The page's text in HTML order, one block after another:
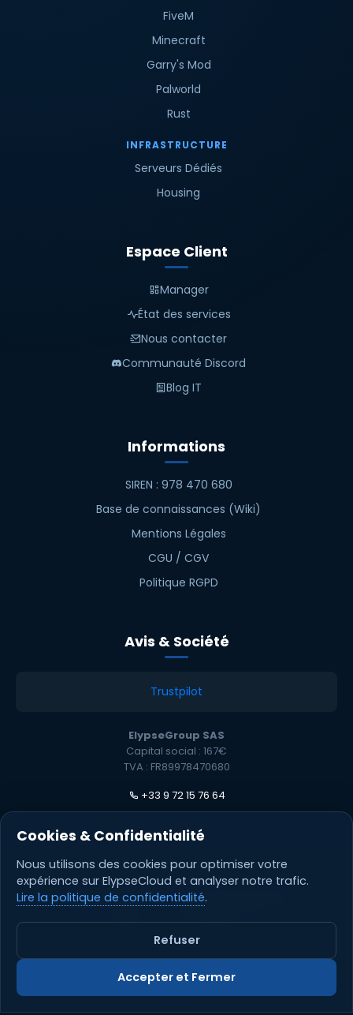
FiveM
Minecraft
Garry's Mod
Palworld
Rust
INFRASTRUCTURE
Serveurs Dédiés
Housing
Espace Client
Manager
État des services
Nous contacter
Communauté Discord
Blog IT
Informations
SIREN : 978 470 680
Base de connaissances (Wiki)
Mentions Légales
CGU / CGV
Politique RGPD
Avis & Société
Trustpilot
ElypseGroup SAS
Capital social : 167€
TVA : FR89978470680
+33 9 72 15 76 64
© 2026 ElypseCloud. Tous droits réservés.
Fait à la main et amélioré chaque semaine par l'équipe Elypse
Cookies & Confidentialité
Nous utilisons des cookies pour optimiser votre
expérience sur ElypseCloud et analyser notre trafic.
Lire la politique de confidentialité.
Refuser
Accepter et Fermer